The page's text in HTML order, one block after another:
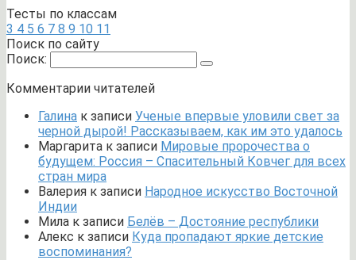
Тесты по классам
3 4 5 6 7 8 9 10 11
Поиск по сайту
Поиск:
Комментарии читателей
Галина к записи Ученые впервые уловили свет за
черной дырой! Рассказываем, как им это удалось
Маргарита к записи Мировые пророчества о
будущем: Россия – Спасительный Ковчег для всех
стран мира
Валерия к записи Народное искусство Восточной
Индии
Мила к записи Белёв – Достояние республики
Алекс к записи Куда пропадают яркие детские
воспоминания?